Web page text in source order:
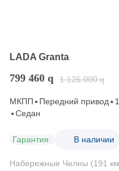
LADA Granta
799 460 q 1 126 000 q
МКПП Передний привод
Седан
Гарантия В наличии
Набережные Челны (191